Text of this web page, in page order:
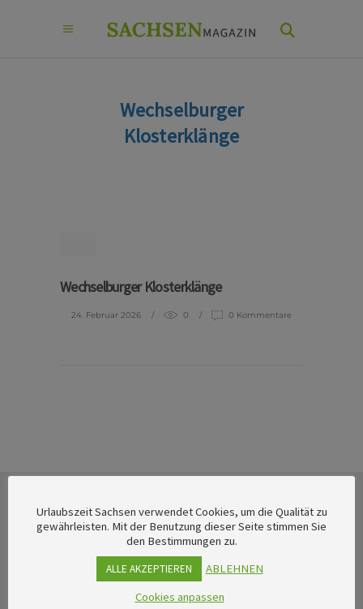
Wechselburger
Klosterklänge
Wechselburger Klosterklänge
24. Februar 2026 0 0 Kommentare
Urlaubszeit Sachsen verwendet Cookies, um die Qualität zu
gewährleisten. Mit der Benutzung dieser Seite stimmen Sie
den Bestimmungen zu.
ALLE AKZEPTIEREN
ABLEHNEN
Cookies anpassen